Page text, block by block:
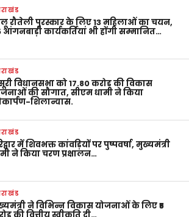
रौतेली पुरस्कार के लिए 13 महिलाओं का चयन,
आंगनबाड़ी कार्यकर्तियां भी होंगी सम्मानित…
विधानसभा को 17.80 करोड़ की विकास
की सौगात, सीएम धामी ने किया
शिलान्यास.
में शिवभक्त कांवड़ियों पर पुष्पवर्षा, मुख्यमंत्री
ने किया चरण प्रक्षालन…
ने विभिन्न विकास योजनाओं के लिए ₹5
की वित्तीय स्वीकृति दी…